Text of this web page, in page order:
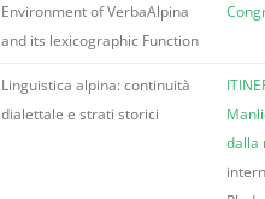
Environment of VerbaAlpina
and its lexicographic Function
Linguistica alpina: continuità
dialettale e strati storici
dalla